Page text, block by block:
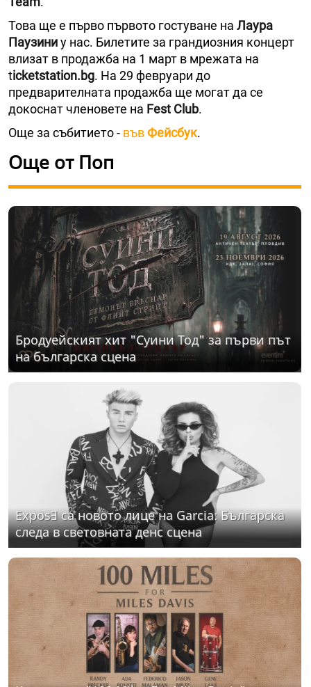
Това ще е първо първото гостуване на Лаура
Паузиниу нас. Билетите за грандиозния концерт
влизат в продажба на 1 март в мрежата на
ticketstation.bg. На 29 февруари до
предварителната продажба ще могат да се
докоснат членовете на Fest Club.
Още за събитието - въвФейсбук.
Още от Поп
Бродуейският хит "Суини Тод" за първи път
на българска сцена
ExposƎ са новото лице на Garcia: Българска
следа в световната денс сцена